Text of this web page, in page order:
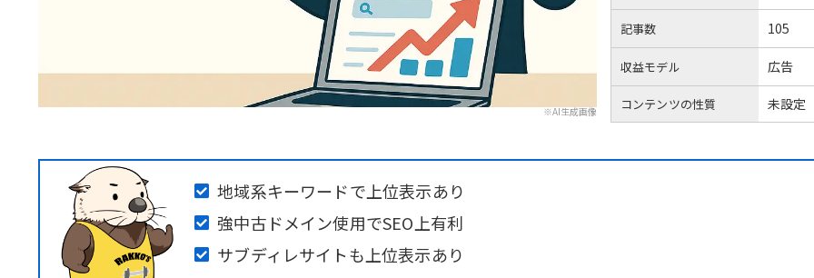
※AI生成画像
記事数 105
収益モデル 広告
コンテンツの性質 未設定
地域系キーワードで上位表示あり
強中古ドメイン使用でSEO上有利
サブディレサイトも上位表示あり